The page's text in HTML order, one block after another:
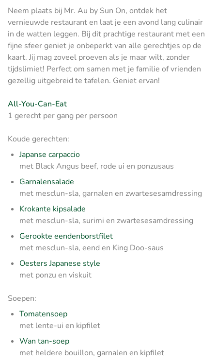
Neem plaats bij Mr. Au by Sun On, ontdek het
vernieuwde restaurant en laat je een avond lang culinair
in de watten leggen. Bij dit prachtige restaurant met een
fijne sfeer geniet je onbeperkt van alle gerechtjes op de
kaart. Jij mag zoveel proeven als je maar wilt, zonder
tijdslimiet! Perfect om samen met je familie of vrienden
gezellig uitgebreid te tafelen. Geniet ervan!
All-You-Can-Eat
1 gerecht per gang per persoon
Koude gerechten:
Japanse carpaccio
met Black Angus beef, rode ui en ponzusaus
Garnalensalade
met mesclun-sla, garnalen en zwartesesamdressing
Krokante kipsalade
met mesclun-sla, surimi en zwartesesamdressing
Gerookte eendenborstfilet
met mesclun-sla, eend en King Doo-saus
Oesters Japanese style
met ponzu en viskuit
Soepen:
Tomatensoep
met lente-ui en kipfilet
Wan tan-soep
met heldere bouillon, garnalen en kipfilet